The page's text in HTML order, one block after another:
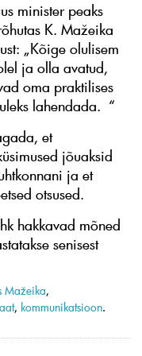
minister peaks
K. Mažeika
„Kõige olulisem
ja olla avatud,
oma praktilises
lahendada. “
et
jõuaksid
ja et
otsused.
hakkavad mõned
senisest
Mažeika,
, kommunikatsioon.